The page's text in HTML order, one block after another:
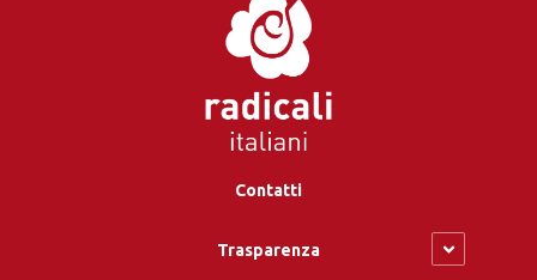
Contatti
Trasparenza